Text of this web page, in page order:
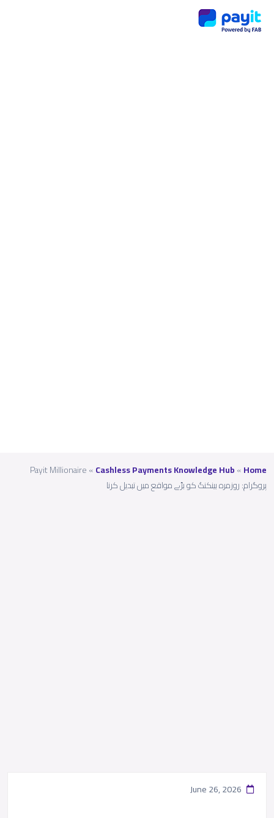
Home
»
Cashless Payments Knowledge Hub
»
Payit Millionaire
پروگرام: روزمرہ بینکنگ کو بڑے مواقع میں تبدیل کرنا